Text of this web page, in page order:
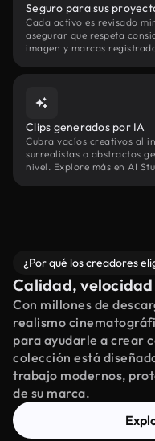
Seguro para sus
Cada activo es revisado
asegurar que respeta
imagen y marcas
Clips generados por IA
Cubra vacíos creativos al
surrealistas o abstractos
nivel. Explore más en AI
¿Por qué los creadores
Calidad,
Con millones de
realismo
para ayudarle a crear
colección está
trabajo modernos,
de su marca.